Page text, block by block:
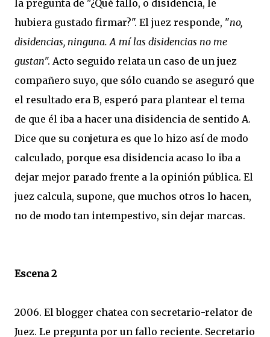
la pregunta de "¿Qué fallo, o disidencia, le
hubiera gustado firmar?". El juez responde, "no,
disidencias, ninguna. A mí las disidencias no me
gustan". Acto seguido relata un caso de un juez
compañero suyo, que sólo cuando se aseguró que
el resultado era B, esperó para plantear el tema
de que él iba a hacer una disidencia de sentido A.
Dice que su conjetura es que lo hizo así de modo
calculado, porque esa disidencia acaso lo iba a
dejar mejor parado frente a la opinión pública. El
juez calcula, supone, que muchos otros lo hacen,
no de modo tan intempestivo, sin dejar marcas.
Escena 2
2006. El blogger chatea con secretario-relator de
Juez. Le pregunta por un fallo reciente. Secretario